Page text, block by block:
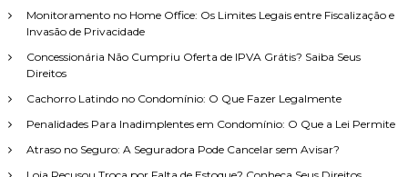
r
Monitoramento no Home Office: Os Limites Legais entre Fiscalização e
Invasão de Privacidade
Concessionária Não Cumpriu Oferta de IPVA Grátis? Saiba Seus
Direitos
Cachorro Latindo no Condomínio: O Que Fazer Legalmente
Penalidades Para Inadimplentes em Condomínio: O Que a Lei Permite
Atraso no Seguro: A Seguradora Pode Cancelar sem Avisar?